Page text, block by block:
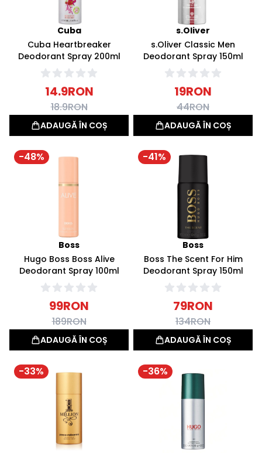
Cuba
Cuba Heartbreaker
Deodorant Spray 200ml
14.9RON
18.9RON
ADAUGĂ ÎN COȘ
s.Oliver
s.Oliver Classic Men
Deodorant Spray 150ml
19RON
44RON
ADAUGĂ ÎN COȘ
-48%
Boss
Hugo Boss Boss Alive
Deodorant Spray 100ml
99RON
189RON
ADAUGĂ ÎN COȘ
-41%
Boss
Boss The Scent For Him
Deodorant Spray 150ml
79RON
134RON
ADAUGĂ ÎN COȘ
-33% -36%